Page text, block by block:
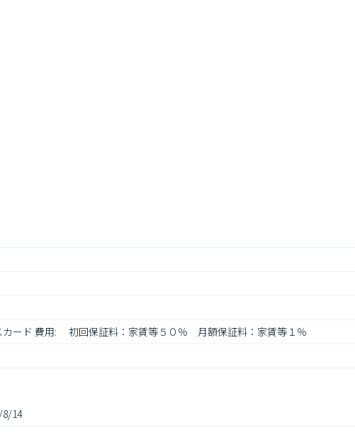
ード 費用: 　初回保証料：家賃等５０％　月額保証料：家賃等１％
8/14